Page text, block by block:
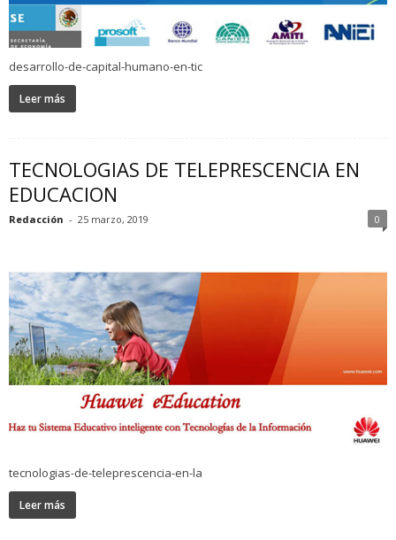
desarrollo-de-capital-humano-en-tic
Leer más
TECNOLOGIAS DE TELEPRESCENCIA EN
EDUCACION
Redacción - 25 marzo, 2019 0
tecnologias-de-teleprescencia-en-la
Leer más